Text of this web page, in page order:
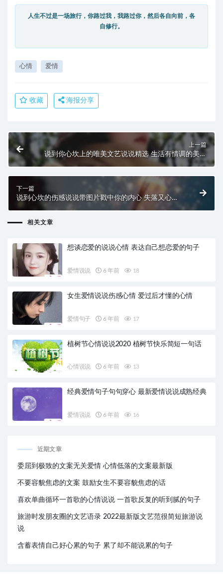
人生不过是一场旅行，你路过我，我路过你，然后各自向前，各
自修行。
心情 爱情
收藏 海报分享
上一篇
说到你心坎上的唯美文艺说说精选 生活有情调的美句
发朋友圈的说说
下一篇
说到心坎的伤感说说带图片戳中你的内心 失落又心痛
发朋友圈说说精选
相关文章
想谈恋爱的说说心情 表达自己想恋爱的句子
爱情说说 6 年前 18
女生爱情说说伤感心情 爱过后才懂的心情
爱情句子 6 年前 17
植树节心情说说2020 植树节快乐简短一句话
心情说说 6 年前 13
经典爱情句子句句穿心 最新爱情说说成熟经典
爱情说说 6 年前 16
近期文章
委屈到极致的文案无关爱情 心情低落的文案最新版
不要容貌焦虑的文案 鼓励女生不要容貌焦虑的话
喜欢单曲循环一首歌的心情说说 一首歌反复的听到腻的句子
旅游时发朋友圈的文艺语录 2022最新版文艺范很简短旅游说
说
含蓄表情自己好心累的句子 累了却不能说累的句子